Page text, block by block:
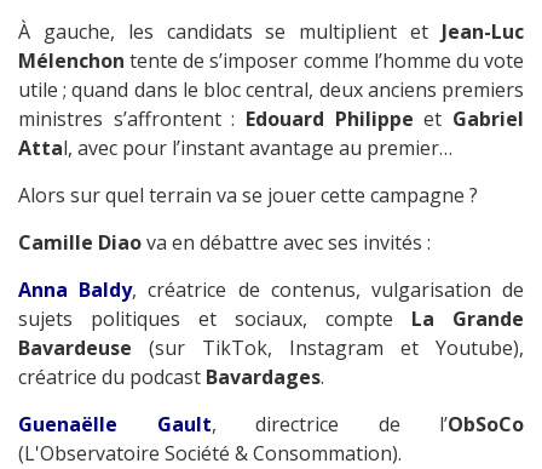
À gauche, les candidats se multiplient et Jean-Luc
Mélenchon tente de s’imposer comme l’homme du vote
utile ; quand dans le bloc central, deux anciens premiers
ministres s’affrontent : Edouard Philippe et Gabriel
Attal, avec pour l’instant avantage au premier…
Alors sur quel terrain va se jouer cette campagne ?
Camille Diaova en débattre avec ses invités :
Anna Baldy, créatrice de contenus, vulgarisation de
sujets politiques et sociaux, compte La Grande
Bavardeuse (sur TikTok, Instagram et Youtube),
créatrice du podcast Bavardages.
Guenaëlle Gault, directrice de l’ObSoCo
(L'Observatoire Société & Consommation).